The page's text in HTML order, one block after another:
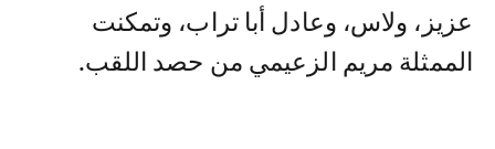
عزيز، ولاس، وعادل أبا تراب، وتمكنت
الممثلة مريم الزعيمي من حصد اللقب.